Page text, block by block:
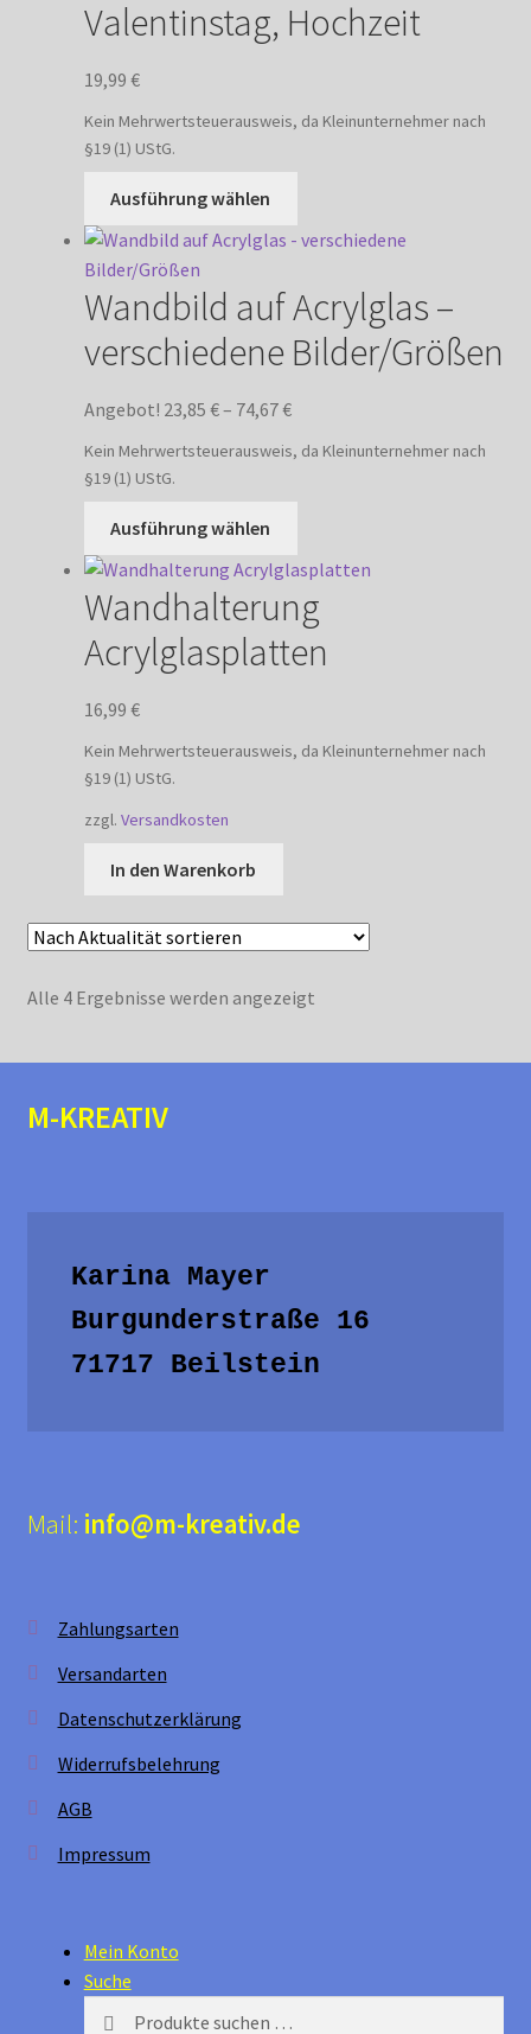
Valentinstag, Hochzeit
19,99 €
Kein Mehrwertsteuerausweis, da Kleinunternehmer nach
§19 (1) UStG.
Ausführung wählen
weist
Varianten
auf.
Die
auf
werden
Wandbild auf Acrylglas –
verschiedene Bilder/Größen
Angebot! 23,85 €– 74,67€
Kein Mehrwertsteuerausweis, da Kleinunternehmer nach
§19 (1) UStG.
Ausführung wählen
weist
mehrere
Varianten
auf.
können
Wandhalterung
Acrylglasplatten
16,99 €
Kein Mehrwertsteuerausweis, da Kleinunternehmer nach
§19 (1) UStG.
zzgl. Versandkosten
In den Warenkorb
Alle 4 Ergebnisse werden angezeigtNach
M-KREATIV
Karina Mayer
Burgunderstraße 16
71717 Beilstein
Mail: info@m-kreativ.de
Zahlungsarten
Versandarten
Datenschutzerklärung
Widerrufsbelehrung
AGB
Impressum
Mein Konto
Suche